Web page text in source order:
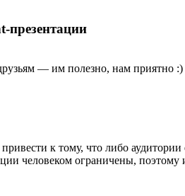
презентации
— им полезно, нам приятно :)
к тому, что либо
человеком ограничены, поэтому